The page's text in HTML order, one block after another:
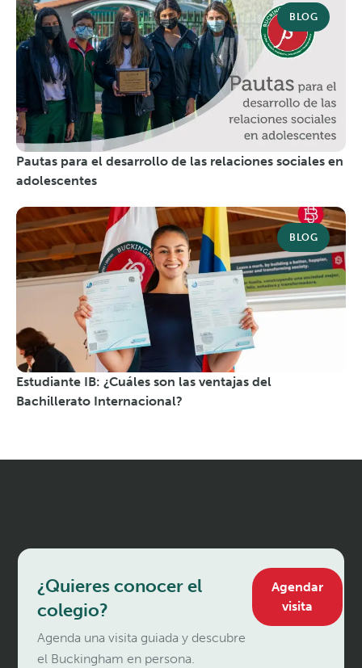
BLOG
Pautas para el desarrollo de las relaciones sociales en
adolescentes
BLOG
Estudiante IB: ¿Cuáles son las ventajas del
Bachillerato Internacional?
¿Quieres conocer el
colegio?
Agenda una visita guiada y descubre
el Buckingham en persona.
Agendar
visita